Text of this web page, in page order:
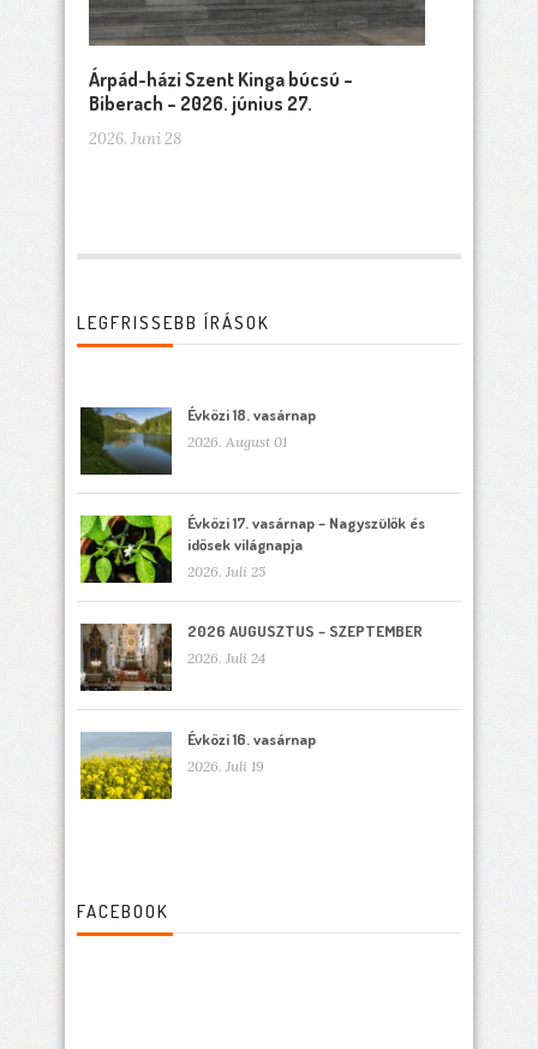
Árpád-házi Szent Kinga búcsú –
Biberach – 2026. június 27.
2026. Juni 28
LEGFRISSEBB ÍRÁSOK
Évközi 18. vasárnap
2026. August 01
Évközi 17. vasárnap – Nagyszülők és
idősek világnapja
2026. Juli 25
2026 AUGUSZTUS – SZEPTEMBER
2026. Juli 24
Évközi 16. vasárnap
2026. Juli 19
FACEBOOK